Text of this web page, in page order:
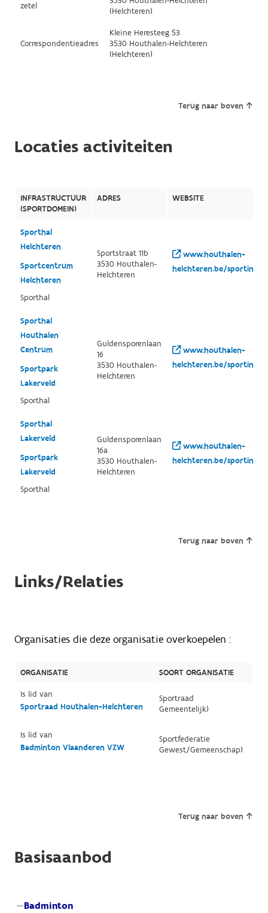
zetel
(Helchteren)
Correspondentieadres
Kleine Heresteeg 53
3530 Houthalen-Helchteren
(Helchteren)
Terug naar boven
Locaties activiteiten
INFRASTRUCTUUR
(SPORTDOMEIN)
ADRES WEBSITE
Sporthal
Helchteren
Sportcentrum
Helchteren
Sporthal
Sportstraat 11b
3530 Houthalen-
Helchteren
www.houthalen-
helchteren.be/
Sporthal
Houthalen
Centrum
Sportpark
Lakerveld
Sporthal
Guldensporenlaan
16
3530 Houthalen-
Helchteren
www.houthalen-
helchteren.be/
Sporthal
Lakerveld
Sportpark
Lakerveld
Sporthal
Guldensporenlaan
16a
3530 Houthalen-
Helchteren
www.houthalen-
helchteren.be/
Terug naar boven
Links/Relaties
Organisaties die deze organisatie overkoepelen :
ORGANISATIE
SOORT ORGANISATIE
Is lid van
Sportraad Houthalen-Helchteren
Sportraad
Gemeentelijk)
Is lid van
Badminton Vlaanderen VZW
Sportfederatie
Gewest/Gemeenschap)
Terug naar boven
Basisaanbod
Badminton